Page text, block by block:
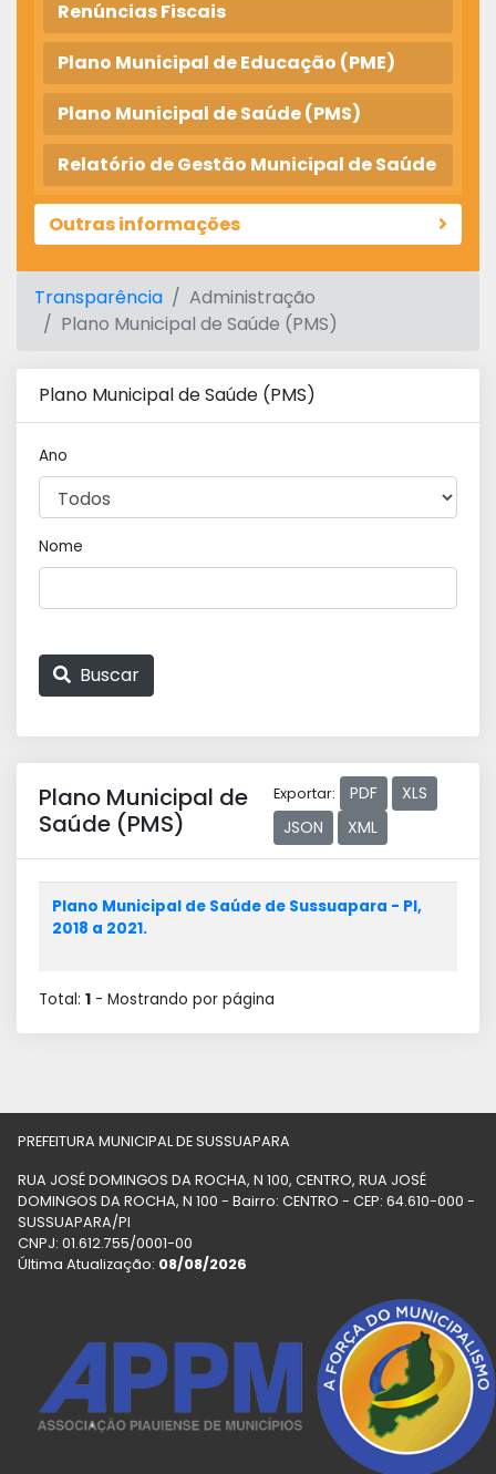
Renúncias Fiscais
Plano Municipal de Educação (PME)
Plano Municipal de Saúde (PMS)
Relatório de Gestão Municipal de Saúde
Outras informações
Transparência
Administração
Plano Municipal de Saúde (PMS)
Plano Municipal de Saúde (PMS)
Ano
Nome
Buscar
Plano Municipal de
Saúde (PMS)
Exportar: PDF
XLS
JSON
XML
Plano Municipal de Saúde de Sussuapara - PI,
2018 a 2021.
Total: 1 - Mostrando por página
PREFEITURA MUNICIPAL DE SUSSUAPARA
RUA JOSÉ DOMINGOS DA ROCHA, N 100, CENTRO, RUA JOSÉ
DOMINGOS DA ROCHA, N 100 - Bairro: CENTRO - CEP: 64.610-000 -
SUSSUAPARA/PI
CNPJ: 01.612.755/0001-00
Última Atualização: 08/08/2026